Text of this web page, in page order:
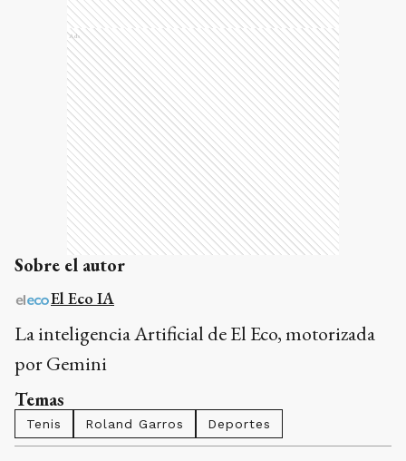
Ads
Sobre el autor
El Eco IA
La inteligencia Artificial de El Eco, motorizada
por Gemini
Temas
Tenis Roland Garros Deportes